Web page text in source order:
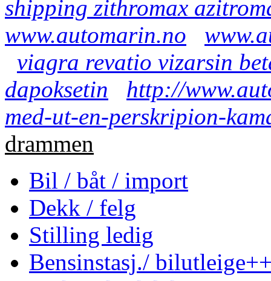
shipping zithromax
www.automarin.no
viagra revatio vizarsin
dapoksetin
http://
med-ut-en-perskripion-
drammen
Bil / båt / import
Dekk / felg
Stilling ledig
Bensinstasj./